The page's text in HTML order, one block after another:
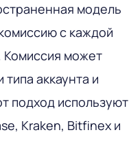
модель
с каждой
Комиссия может
аккаунта и
подход используют
Kraken, Bitfinex и